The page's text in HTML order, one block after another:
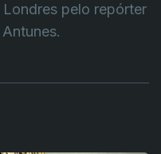
pelo repórter